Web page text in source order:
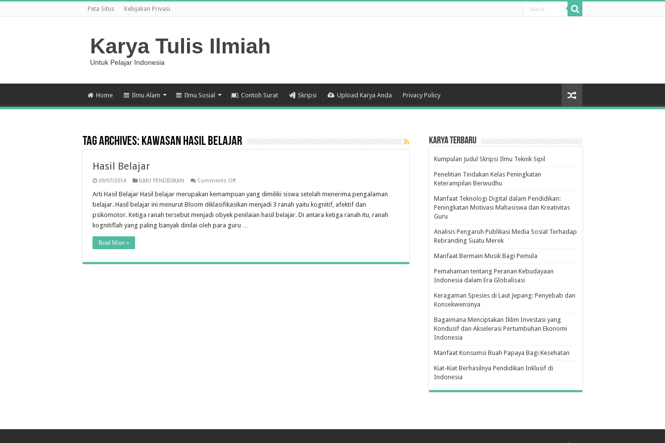
Peta Situs Kebijakan Privasi
Karya Tulis Ilmiah
Untuk Pelajar Indonesia
Home Ilmu Alam Ilmu Sosial Contoh Surat Skripsi Upload Karya Anda Privacy Policy
Tag Archives: Kawasan Hasil Belajar
Hasil Belajar
09/07/2014 ILMU PENDIDIKAN Comments Offon
Belajar
Arti Hasil Belajar Hasil belajar merupakan kemampuan yang dimiliki siswa setelah menerima pengalaman
belajar. Hasil belajar ini menurut Bloom diklasifikasikan menjadi 3 ranah yaitu kognitif, afektif dan
psikomotor. Ketiga ranah tersebut menjadi obyek penilaian hasil belajar. Di antara ketiga ranah itu, ranah
kognitiflah yang paling banyak dinilai oleh para guru …
Read More »
Karya Terbaru
Kumpulan Judul Skripsi Ilmu Teknik Sipil
Penelitian Tindakan Kelas Peningkatan
Keterampilan Berwudhu
Manfaat Teknologi Digital dalam Pendidikan:
Peningkatan Motivasi Mahasiswa dan Kreativitas
Guru
Analisis Pengaruh Publikasi Media Sosial Terhadap
Rebranding Suatu Merek
Manfaat Bermain Musik Bagi Pemula
Pemahaman tentang Peranan Kebudayaan
Indonesia dalam Era Globalisasi
Keragaman Spesies di Laut Jepang: Penyebab dan
Konsekwensinya
Bagaimana Menciptakan Iklim Investasi yang
Kondusif dan Akselerasi Pertumbuhan Ekonomi
Indonesia
Manfaat Konsumsi Buah Papaya Bagi Kesehatan
Kiat-Kiat Berhasilnya Pendidikan Inklusif di
Indonesia